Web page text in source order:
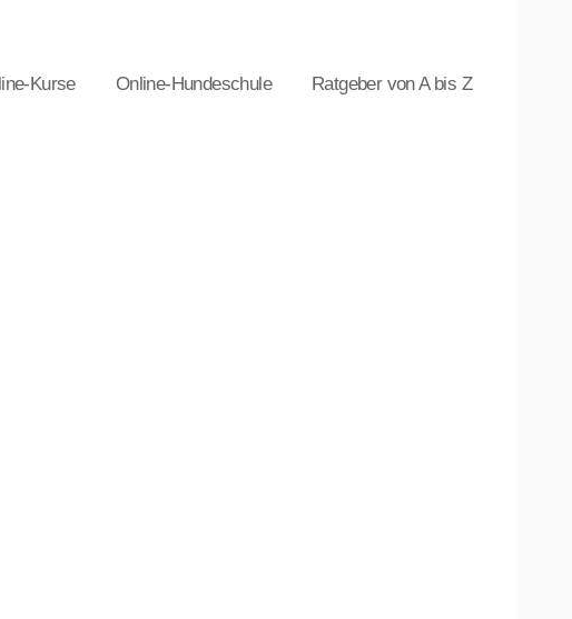
Kurse Online-Hundeschule Ratgeber von A bis Z